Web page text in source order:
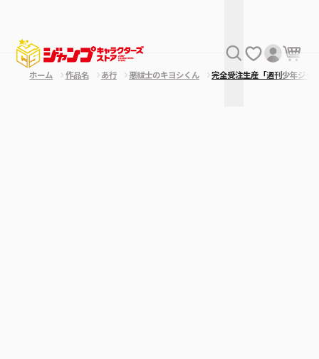
ホーム 作品名 あ行 悪祓士のキヨシくん 完全受注生産「週刊少年ジ